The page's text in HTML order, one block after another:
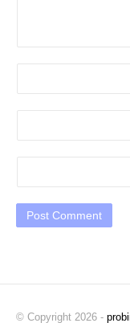
© Copyright 2026 -